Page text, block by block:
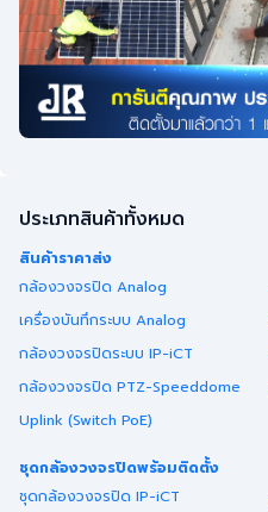
ประเภทสินค้าทั้งหมด
สินค้าราคาส่ง
กล้องวงจรปิด Analog
เครื่องบันทึกระบบ Analog
กล้องวงจรปิดระบบ IP-iCT
กล้องวงจรปิด PTZ-Speeddome
Uplink (Switch PoE)
ชุดกล้องวงจรปิดพร้อมติดตั้ง
ชุดกล้องวงจรปิด IP-iCT